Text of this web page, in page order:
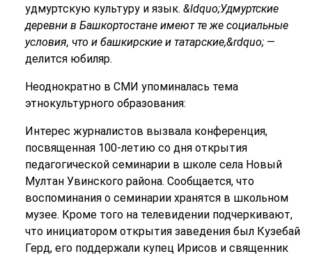
удмуртскую культуру и язык. &ldquo;Удмуртские
деревни в Башкортостане имеют те же социальные
условия, что и башкирские и татарские,&rdquo;—
делится юбиляр.
Неоднократно в СМИ упоминалась тема
этнокультурного образования:
Интерес журналистов вызвала конференция,
посвященная 100-летию со дня открытия
педагогической семинарии в школе села Новый
Мултан Увинского района. Сообщается, что
воспоминания о семинарии хранятся в школьном
музее. Кроме того на телевидении подчеркивают,
что инициатором открытия заведения был Кузебай
Герд, его поддержали купец Ирисов и священник